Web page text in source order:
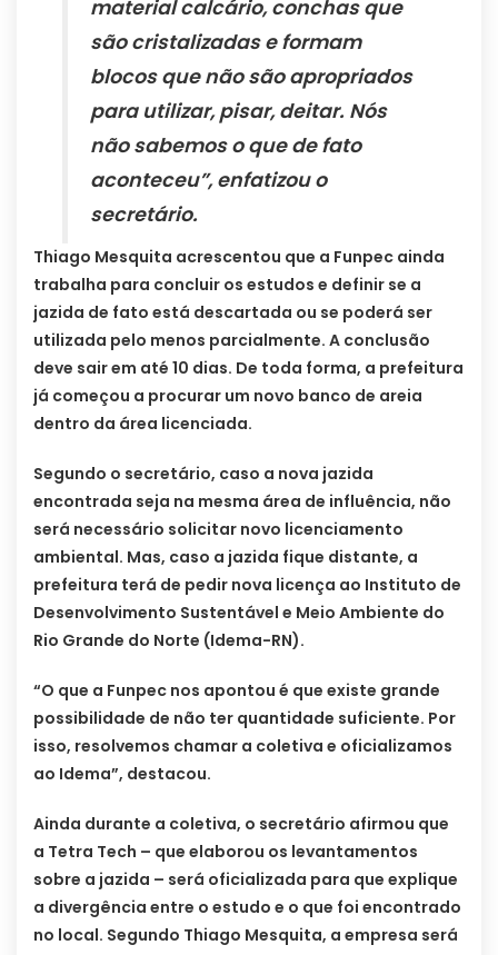
material calcário, conchas que
são cristalizadas e formam
blocos que não são apropriados
para utilizar, pisar, deitar. Nós
não sabemos o que de fato
aconteceu”, enfatizou o
secretário.
Thiago Mesquita acrescentou que a Funpec ainda
trabalha para concluir os estudos e definir se a
jazida de fato está descartada ou se poderá ser
utilizada pelo menos parcialmente. A conclusão
deve sair em até 10 dias. De toda forma, a prefeitura
já começou a procurar um novo banco de areia
dentro da área licenciada.
Segundo o secretário, caso a nova jazida
encontrada seja na mesma área de influência, não
será necessário solicitar novo licenciamento
ambiental. Mas, caso a jazida fique distante, a
prefeitura terá de pedir nova licença ao Instituto de
Desenvolvimento Sustentável e Meio Ambiente do
Rio Grande do Norte (Idema-RN).
“O que a Funpec nos apontou é que existe grande
possibilidade de não ter quantidade suficiente. Por
isso, resolvemos chamar a coletiva e oficializamos
ao Idema”, destacou.
Ainda durante a coletiva, o secretário afirmou que
a Tetra Tech – que elaborou os levantamentos
sobre a jazida – será oficializada para que explique
a divergência entre o estudo e o que foi encontrado
no local. Segundo Thiago Mesquita, a empresa será